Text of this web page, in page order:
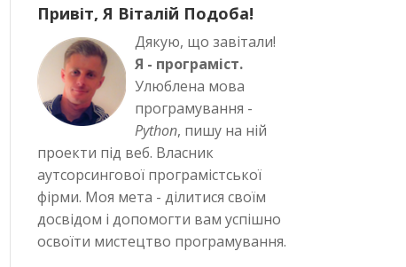
Привіт, Я Віталій Подоба!
Дякую, що завітали!
Я - програміст.
Улюблена мова
програмування -
Python, пишу на ній
проекти під веб. Власник
аутсорсингової програмістської
фірми. Моя мета - ділитися своїм
досвідом і допомогти вам успішно
освоїти мистецтво програмування.